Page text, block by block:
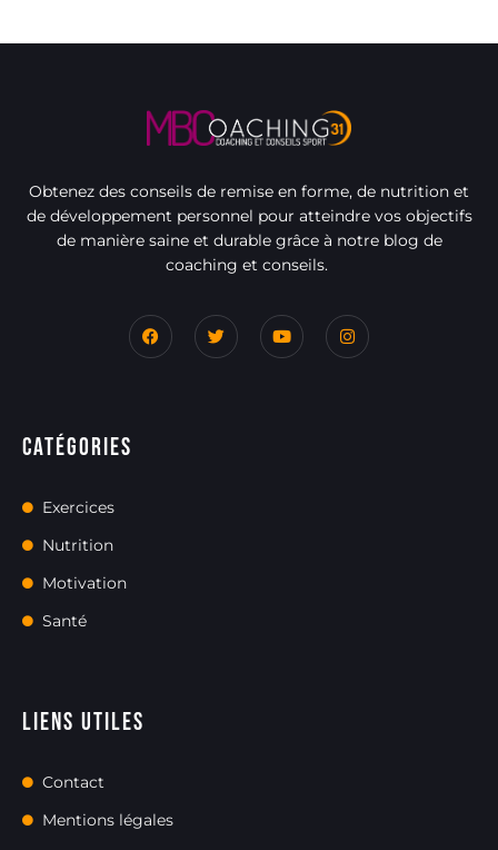
Obtenez des conseils de remise en forme, de nutrition et
de développement personnel pour atteindre vos objectifs
de manière saine et durable grâce à notre blog de
coaching et conseils.
Catégories
Exercices
Nutrition
Motivation
Santé
Liens utiles
Contact
Mentions légales